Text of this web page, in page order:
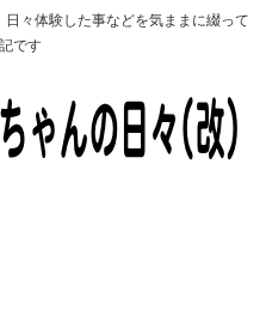
々体験した事などを気ままに綴って
です